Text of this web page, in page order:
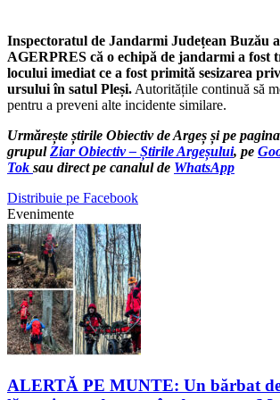
Inspectoratul de Jandarmi Județean Buzău
AGERPRES că o echipă de jandarmi a fost
locului imediat ce a fost primită sesizarea
ursului în satul Pleși. Autoritățile continuă să
pentru a preveni alte incidente similare.
Urmărește știrile Obiectiv de Argeș și pe
grupulZiar Obiectiv – Știrile Argeșului, pe
Tok sau direct pe canalul de WhatsApp
Distribuie pe Facebook
Evenimente
ALERTĂ PE MUNTE: Un bărbat